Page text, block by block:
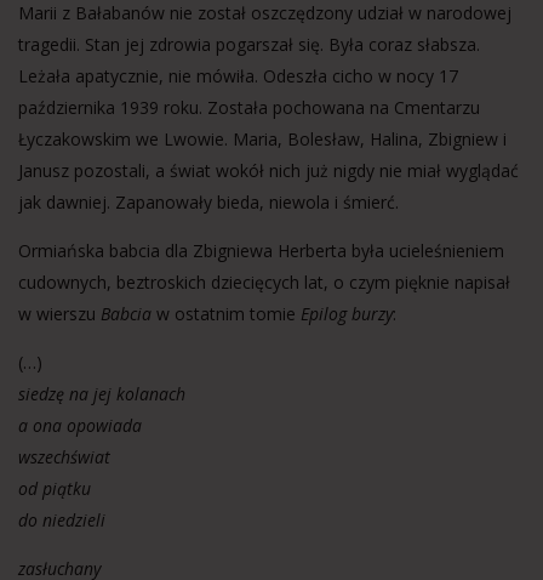
Marii z Bałabanów nie został oszczędzony udział w narodowej
tragedii. Stan jej zdrowia pogarszał się. Była coraz słabsza.
Leżała apatycznie, nie mówiła. Odeszła cicho w nocy 17
października 1939 roku. Została pochowana na Cmentarzu
Łyczakowskim we Lwowie. Maria, Bolesław, Halina, Zbigniew i
Janusz pozostali, a świat wokół nich już nigdy nie miał wyglądać
jak dawniej. Zapanowały bieda, niewola i śmierć.
Ormiańska babcia dla Zbigniewa Herberta była ucieleśnieniem
cudownych, beztroskich dziecięcych lat, o czym pięknie napisał
w wierszu Babcia w ostatnim tomie Epilog burzy:
(…)
siedzę na jej kolanach
a ona opowiada
wszechświat
od piątku
do niedzieli
zasłuchany